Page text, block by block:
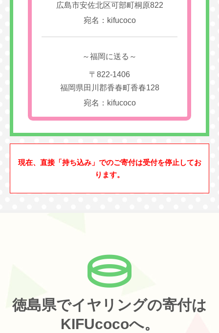
広島市安佐北区可部町桐原822
宛名：kifucoco
～福岡に送る～
〒822-1406
福岡県田川郡香春町香春128
宛名：kifucoco
現在、直接「持ち込み」でのご寄付は受付を停止してお
ります。
徳島県でイヤリングの寄付は
KIFUcocoへ。